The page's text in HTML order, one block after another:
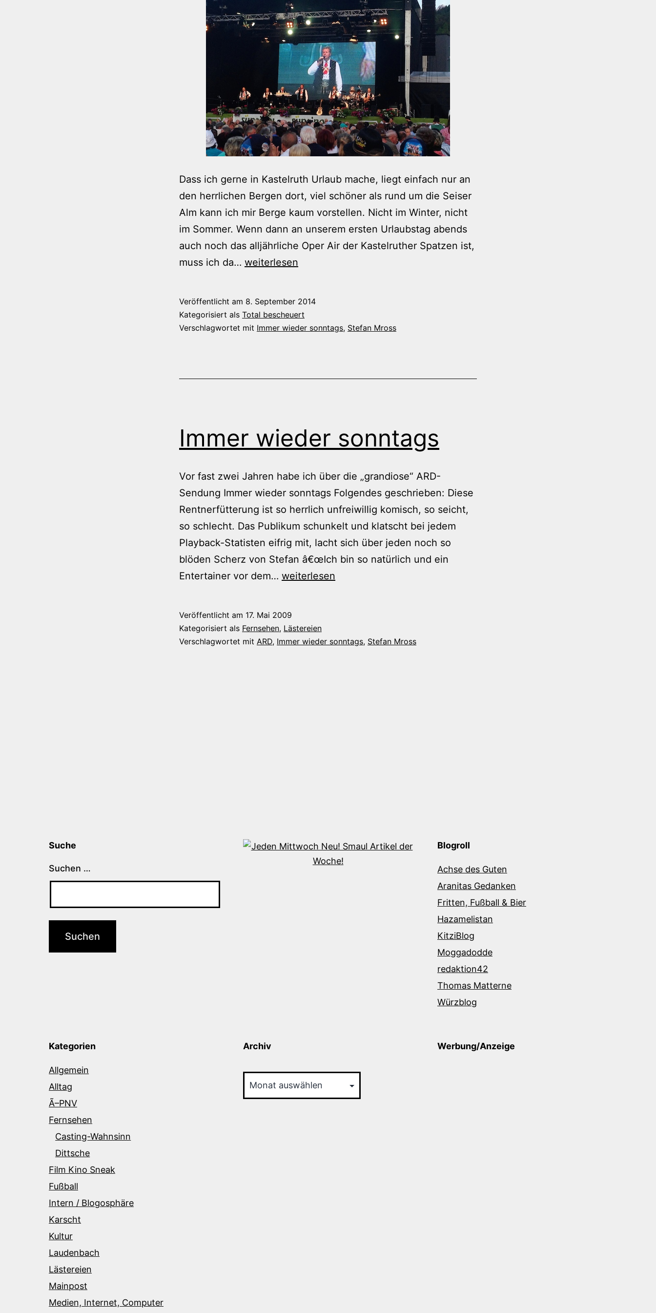
Dass ich gerne in Kastelruth Urlaub mache, liegt einfach nur an
den herrlichen Bergen dort, viel schöner als rund um die Seiser
Alm kann ich mir Berge kaum vorstellen. Nicht im Winter, nicht
im Sommer. Wenn dann an unserem ersten Urlaubstag abends
auch noch das alljährliche Oper Air der Kastelruther Spatzen ist,
muss ich da… Immer
weiterlesen
Veröffentlicht am 8. September 2014
Kategorisiert als Total bescheuert
Verschlagwortet mit Immer wieder sonntags, Stefan Mross
Immer wieder sonntags
Vor fast zwei Jahren habe ich über die „grandiose“ ARD-
Sendung Immer wieder sonntags Folgendes geschrieben: Diese
Rentnerfütterung ist so herrlich unfreiwillig komisch, so seicht,
so schlecht. Das Publikum schunkelt und klatscht bei jedem
Playback-Statisten eifrig mit, lacht sich über jeden noch so
blöden Scherz von Stefan â€œIch bin so natürlich und ein
Entertainer vor dem… Immer
weiterlesen
Veröffentlicht am 17. Mai 2009
Kategorisiert als Fernsehen, Lästereien
Verschlagwortet mit ARD, Immer wieder sonntags, Stefan Mross
Suche
Suchen …
Blogroll
Achse des Guten
Aranitas Gedanken
Fritten, Fußball & Bier
Hazamelistan
KitziBlog
Moggadodde
redaktion42
Thomas Matterne
Würzblog
Kategorien
Allgemein
Alltag
Ã–PNV
Fernsehen
Casting-Wahnsinn
Dittsche
Film Kino Sneak
Fußball
Intern / Blogosphäre
Karscht
Kultur
Laudenbach
Lästereien
Mainpost
Medien, Internet, Computer
Archiv Werbung/Anzeige